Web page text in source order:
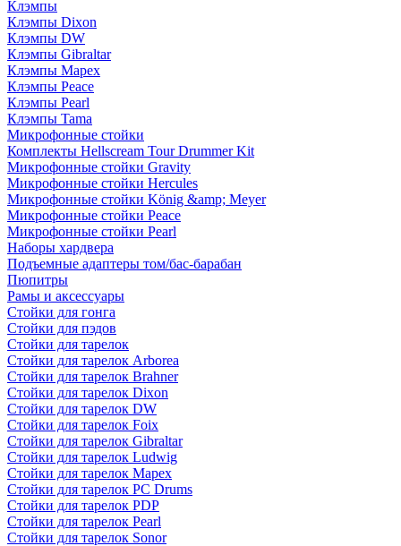
Клэмпы
Клэмпы Dixon
Клэмпы DW
Клэмпы Gibraltar
Клэмпы Mapex
Клэмпы Peace
Клэмпы Pearl
Клэмпы Tama
Микрофонные стойки
Комплекты Hellscream Tour Drummer Kit
Микрофонные стойки Gravity
Микрофонные стойки Hercules
Микрофонные стойки König &amp; Meyer
Микрофонные стойки Peace
Микрофонные стойки Pearl
Наборы хардвера
Подъемные адаптеры том/бас-барабан
Пюпитры
Рамы и аксессуары
Стойки для гонга
Стойки для пэдов
Стойки для тарелок
Стойки для тарелок Arborea
Стойки для тарелок Brahner
Стойки для тарелок Dixon
Стойки для тарелок DW
Стойки для тарелок Foix
Стойки для тарелок Gibraltar
Стойки для тарелок Ludwig
Стойки для тарелок Mapex
Стойки для тарелок PC Drums
Стойки для тарелок PDP
Стойки для тарелок Pearl
Стойки для тарелок Sonor